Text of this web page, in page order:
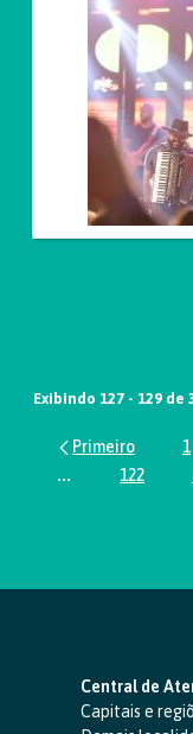
Exibindo 127 - 129 de
1
...Páginas Página
122
Central de
Capitais e